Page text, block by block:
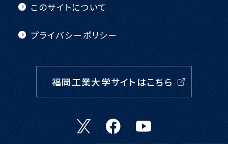
このサイトについて
プライバシーポリシー
福岡工業大学サイトはこちら